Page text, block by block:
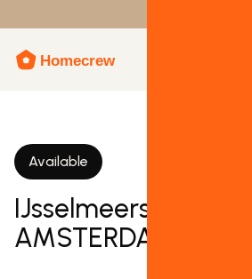
Available
IJsselmeerstraat 82B,
AMSTERDAM